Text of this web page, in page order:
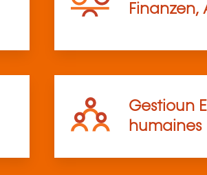
Finanzen,
Gestioun
humaines